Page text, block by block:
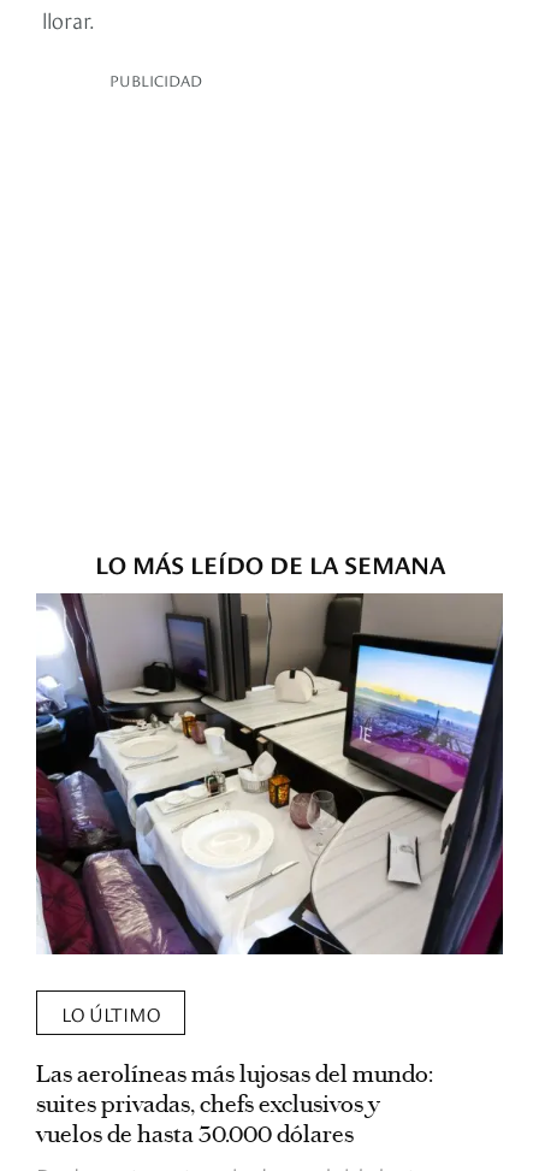
llorar.
PUBLICIDAD
LO MÁS LEÍDO DE LA SEMANA
LO ÚLTIMO
Las aerolíneas más lujosas del mundo:
suites privadas, chefs exclusivos y
vuelos de hasta 30.000 dólares